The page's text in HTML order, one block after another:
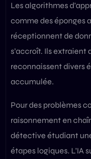
Les algorithmes
comme des éponges
réceptionnent de
s’accroît. Ils
reconnaissent divers
accumulée.
Pour des problèmes
raisonnement en
détective étudiant
étapes logiques. L’IA